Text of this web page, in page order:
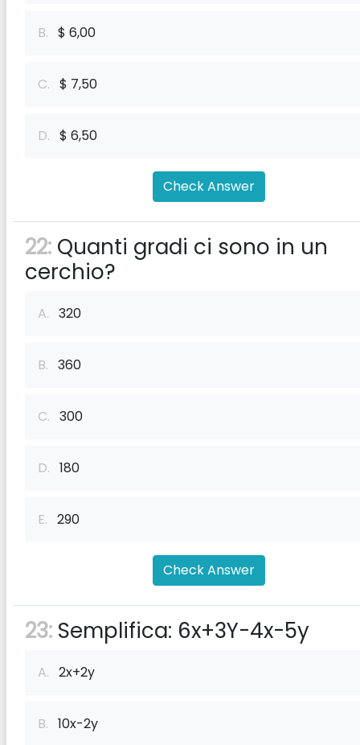
B. $ 6,00
C. $ 7,50
D. $ 6,50
Check Answer
22: Quanti gradi ci sono in un
cerchio?
A. 320
B. 360
C. 300
D. 180
E. 290
Check Answer
23: Semplifica: 6x+3Y-4x-5y
A. 2x+2y
B. 10x-2y